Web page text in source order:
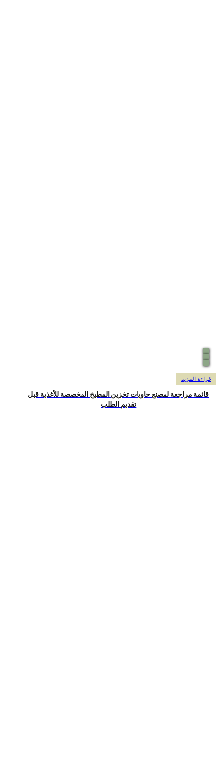
المزيد
قائمة مراجعة لمصنع حاويات تخزين المطبخ المخصصة للأغذية قبل
تقديم الطلب